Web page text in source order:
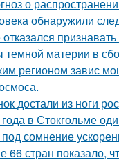
о
обнаружили
темной материи в
регионом завис
достали из ноги
в Стокгольме
сомнение
66 стран показало,